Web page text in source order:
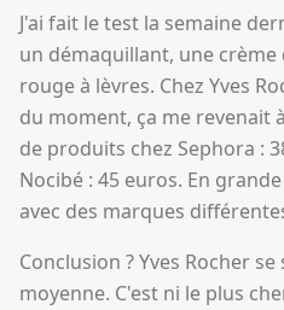
J'ai fait le test la semaine
un démaquillant, une
rouge à lèvres. Chez Yves
du moment, ça me revenait
de produits chez Sephora :
Nocibé : 45 euros. En
avec des marques
Conclusion ? Yves Rocher
moyenne. C'est ni le plus